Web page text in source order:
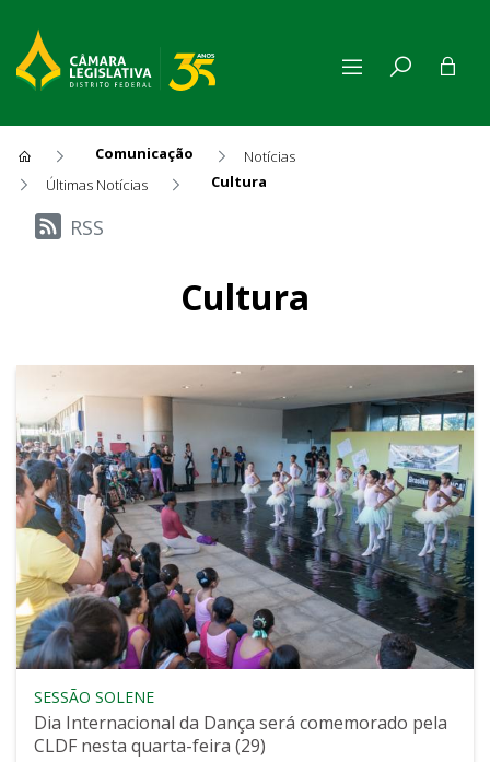
Comunicação
Notícias
Últimas Notícias
Cultura
Últimas Notícias
RSS
Cultura
SESSÃO SOLENE
Dia Internacional da Dança será comemorado pela
CLDF nesta quarta-feira (29)